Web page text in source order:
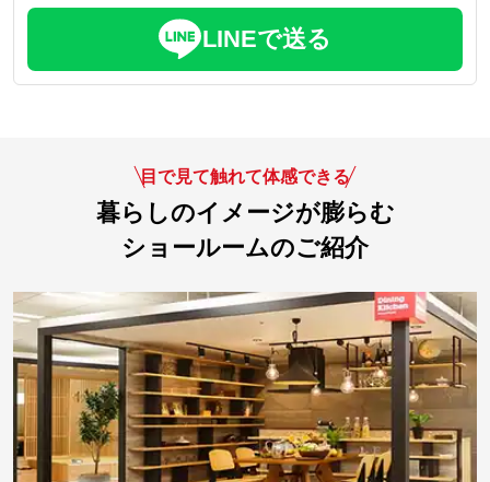
LINEで送る
目で見て触れて体感できる
暮らしのイメージが膨らむ
ショールームのご紹介